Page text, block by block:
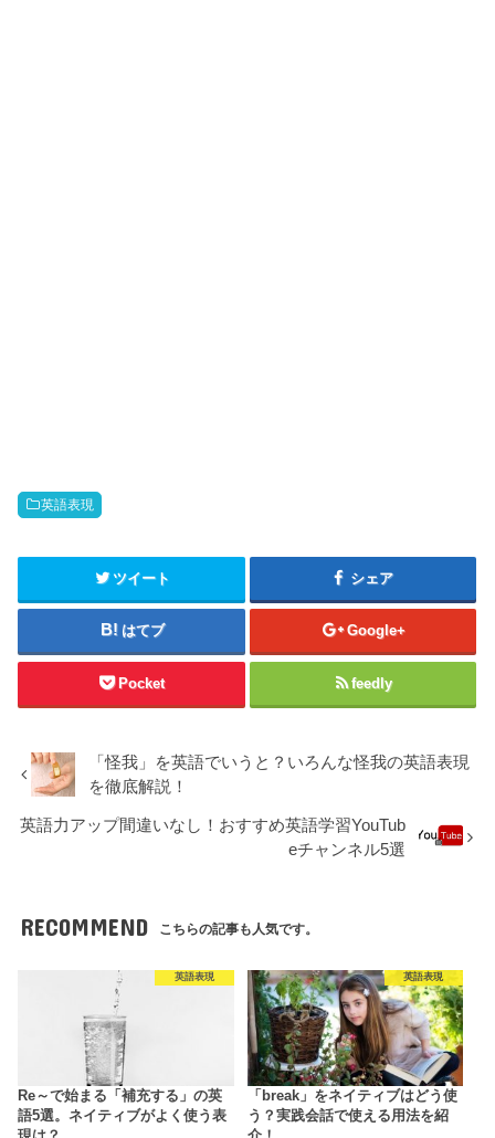
英語表現
ツイート シェア
はてブ Google+
Pocket feedly
「怪我」を英語でいうと？いろんな怪我の英語表現
を徹底解説！
英語力アップ間違いなし！おすすめ英語学習YouTub
eチャンネル5選
RECOMMEND こちらの記事も人気です。
英語表現
Re～で始まる「補充する」の英
語5選。ネイティブがよく使う表
英語表現
「break」をネイティブはどう使
う？実践会話で使える用法を紹